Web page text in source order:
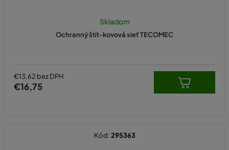
Ochranný štít-kovová sieť TECOMEC
Skladom
€13,62 bez DPH
€16,75
Kód:295363